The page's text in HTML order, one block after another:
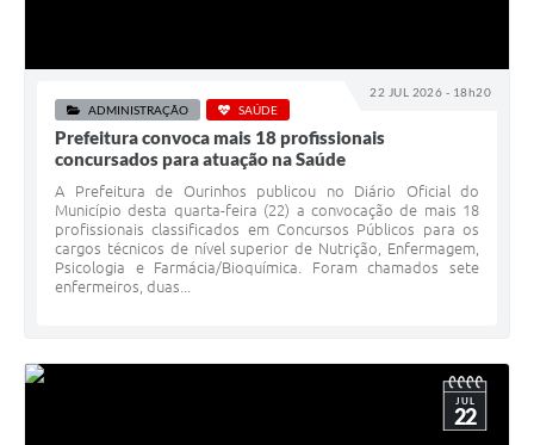
22 JUL 2026 - 18h20
ADMINISTRAÇÃO SAÚDE
Prefeitura convoca mais 18 profissionais
concursados para atuação na Saúde
A Prefeitura de Ourinhos publicou no Diário Oficial do
Município desta quarta-feira (22) a convocação de mais 18
profissionais classificados em Concursos Públicos para os
cargos técnicos de nível superior de Nutrição, Enfermagem,
Psicologia e Farmácia/Bioquímica. Foram chamados sete
enfermeiros, duas...
JUL
22